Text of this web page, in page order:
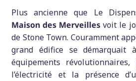
Plus ancienne que Le
Maison des Merveilles voit le
de Stone Town. Couramment
grand édifice se démarquait
équipements
l’électricité et la présence